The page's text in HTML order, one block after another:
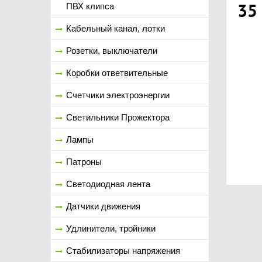
ПВХ клипса
Кабельный канал, лотки
Розетки, выключатели
Коробки ответвительные
Счетчики электроэнергии
Светильники Прожектора
Лампы
Патроны
Светодиодная лента
Датчики движения
Удлинители, тройники
Стабилизаторы напряжения
35